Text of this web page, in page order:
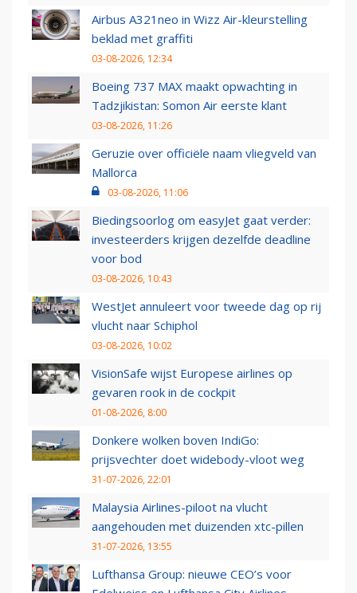
Airbus A321neo in Wizz Air-kleurstelling
beklad met graffiti
03-08-2026, 12:34
Boeing 737 MAX maakt opwachting in
Tadzjikistan: Somon Air eerste klant
03-08-2026, 11:26
Geruzie over officiële naam vliegveld van
Mallorca
03-08-2026, 11:06
Biedingsoorlog om easyJet gaat verder:
investeerders krijgen dezelfde deadline
voor bod
03-08-2026, 10:43
WestJet annuleert voor tweede dag op rij
vlucht naar Schiphol
03-08-2026, 10:02
VisionSafe wijst Europese airlines op
gevaren rook in de cockpit
01-08-2026, 8:00
Donkere wolken boven IndiGo:
prijsvechter doet widebody-vloot weg
31-07-2026, 22:01
Malaysia Airlines-piloot na vlucht
aangehouden met duizenden xtc-pillen
31-07-2026, 13:55
Lufthansa Group: nieuwe CEO’s voor